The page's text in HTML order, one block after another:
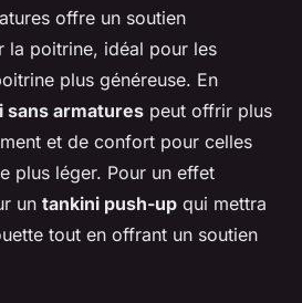
offre un soutien
la poitrine, idéal pour les
plus généreuse. En
sans armatures peut offrir plus
et de confort pour celles
plus léger. Pour un effet
un tankini push-up qui mettra
tout en offrant un soutien